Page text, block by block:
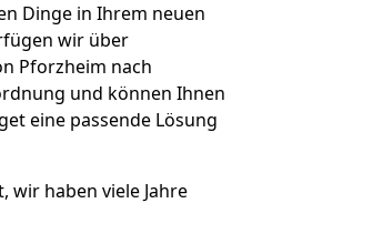
Dinge in Ihrem neuen
wir über
Pforzheim nach
und können Ihnen
eine passende Lösung
wir haben viele Jahre